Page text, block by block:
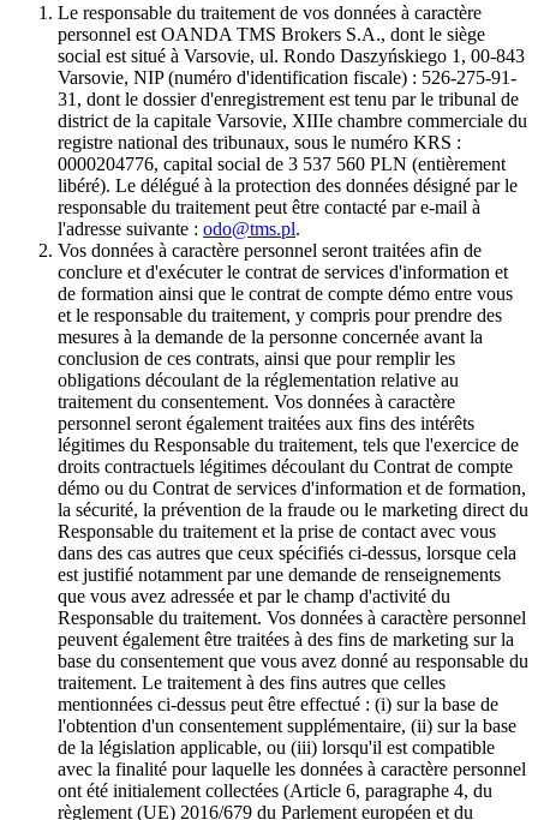
Le responsable du traitement de vos données à caractère
personnel est OANDA TMS Brokers S.A., dont le siège
social est situé à Varsovie, ul. Rondo Daszyńskiego 1, 00-843
Varsovie, NIP (numéro d'identification fiscale) : 526-275-91-
31, dont le dossier d'enregistrement est tenu par le tribunal de
district de la capitale Varsovie, XIIIe chambre commerciale du
registre national des tribunaux, sous le numéro KRS :
0000204776, capital social de 3 537 560 PLN (entièrement
libéré). Le délégué à la protection des données désigné par le
responsable du traitement peut être contacté par e-mail à
l'adresse suivante : odo@tms.pl.
Vos données à caractère personnel seront traitées afin de
conclure et d'exécuter le contrat de services d'information et
de formation ainsi que le contrat de compte démo entre vous
et le responsable du traitement, y compris pour prendre des
mesures à la demande de la personne concernée avant la
conclusion de ces contrats, ainsi que pour remplir les
obligations découlant de la réglementation relative au
traitement du consentement. Vos données à caractère
personnel seront également traitées aux fins des intérêts
légitimes du Responsable du traitement, tels que l'exercice de
droits contractuels légitimes découlant du Contrat de compte
démo ou du Contrat de services d'information et de formation,
la sécurité, la prévention de la fraude ou le marketing direct du
Responsable du traitement et la prise de contact avec vous
dans des cas autres que ceux spécifiés ci-dessus, lorsque cela
est justifié notamment par une demande de renseignements
que vous avez adressée et par le champ d'activité du
Responsable du traitement. Vos données à caractère personnel
peuvent également être traitées à des fins de marketing sur la
base du consentement que vous avez donné au responsable du
traitement. Le traitement à des fins autres que celles
mentionnées ci-dessus peut être effectué : (i) sur la base de
l'obtention d'un consentement supplémentaire, (ii) sur la base
de la législation applicable, ou (iii) lorsqu'il est compatible
avec la finalité pour laquelle les données à caractère personnel
ont été initialement collectées (Article 6, paragraphe 4, du
règlement (UE) 2016/679 du Parlement européen et du